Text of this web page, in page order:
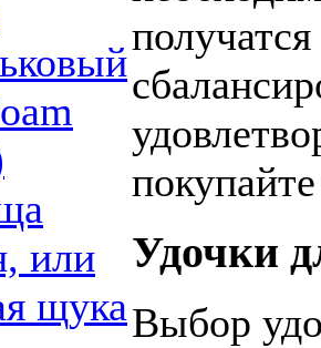
или
щука
Удочки
Выбор